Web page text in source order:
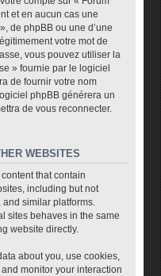
et en aucun cas une
de phpBB ou une d’une
votre mot de
vous pouvez utiliser la
» fournie par le logiciel
de fournir votre nom
phpBB générera un
de vous reconnecter.
WEBSITES
that contain
including but not
similar platforms.
sites behaves in the same
website directly.
about you, use cookies,
monitor your interaction